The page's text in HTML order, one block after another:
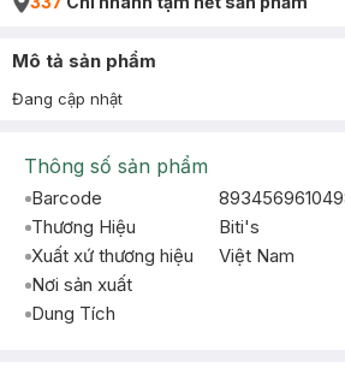
Mô tả sản phẩm
Đang cập nhật
Thông số sản phẩm
Barcode
Thương Hiệu
Biti's
Xuất xứ thương hiệu
Việt Nam
Nơi sản xuất
Dung Tích